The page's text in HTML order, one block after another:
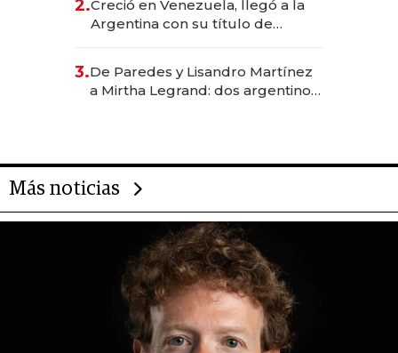
2.Creció en Venezuela, llegó a la
Argentina con su título de
las marcas "fast premium"
3.De Paredes y Lisandro Martínez
a Mirtha Legrand: dos argentinos
Más noticias